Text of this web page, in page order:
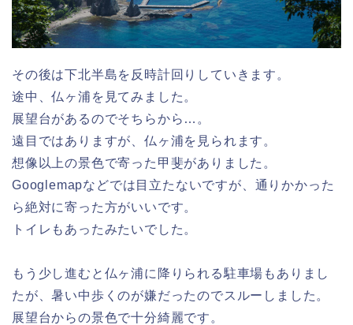
その後は下北半島を反時計回りしていきます。
途中、仏ヶ浦を見てみました。
展望台があるのでそちらから…。
遠目ではありますが、仏ヶ浦を見られます。
想像以上の景色で寄った甲斐がありました。
Googlemapなどでは目立たないですが、通りかかった
ら絶対に寄った方がいいです。
トイレもあったみたいでした。
もう少し進むと仏ヶ浦に降りられる駐車場もありまし
たが、暑い中歩くのが嫌だったのでスルーしました。
展望台からの景色で十分綺麗です。